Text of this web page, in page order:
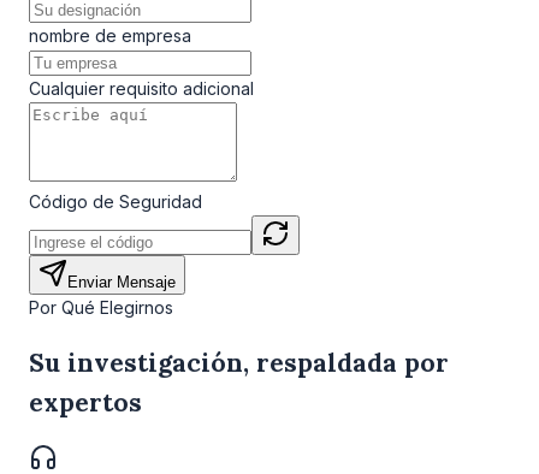
nombre de empresa
Cualquier requisito adicional
Código de Seguridad
Enviar Mensaje
Por Qué Elegirnos
Su investigación, respaldada por
expertos